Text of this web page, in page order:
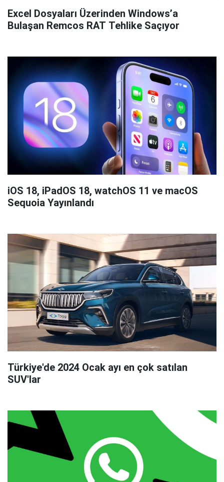
Excel Dosyaları Üzerinden Windows’a
Bulaşan Remcos RAT Tehlike Saçıyor
iOS 18, iPadOS 18, watchOS 11 ve macOS
Sequoia Yayınlandı
Türkiye'de 2024 Ocak ayı en çok satılan
SUV'lar